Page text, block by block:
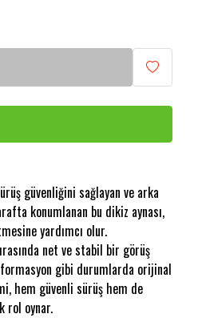
güvenliğini sağlayan ve arka
konumlanan bu dikiz aynası,
yardımcı olur.
net ve stabil bir görüş
gibi durumlarda orijinal
hem güvenli sürüş hem de
rol oynar.